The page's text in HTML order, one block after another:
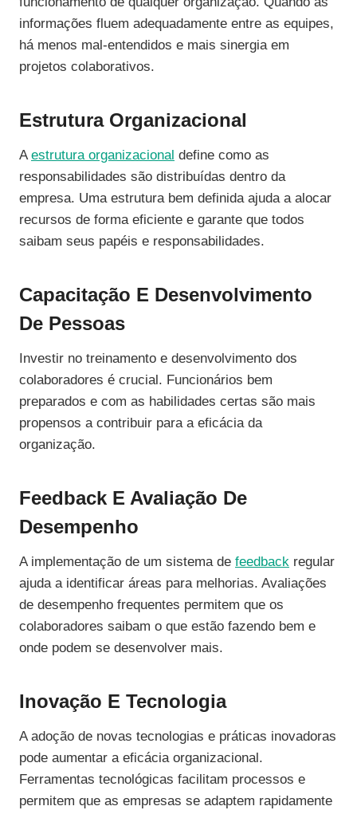
informações fluem adequadamente entre as equipes,
há menos mal-entendidos e mais sinergia em
projetos colaborativos.
Estrutura Organizacional
Aestrutura organizacional define como as
responsabilidades são distribuídas dentro da
empresa. Uma estrutura bem definida ajuda a alocar
recursos de forma eficiente e garante que todos
saibam seus papéis e responsabilidades.
Capacitação E Desenvolvimento
De Pessoas
Investir no treinamento e desenvolvimento dos
colaboradores é crucial. Funcionários bem
preparados e com as habilidades certas são mais
propensos a contribuir para a eficácia da
organização.
Feedback E Avaliação De
Desempenho
A implementação de um sistema de feedback regular
ajuda a identificar áreas para melhorias. Avaliações
de desempenho frequentes permitem que os
colaboradores saibam o que estão fazendo bem e
onde podem se desenvolver mais.
Inovação E Tecnologia
A adoção de novas tecnologias e práticas inovadoras
pode aumentar a eficácia organizacional.
Ferramentas tecnológicas facilitam processos e
permitem que as empresas se adaptem rapidamente